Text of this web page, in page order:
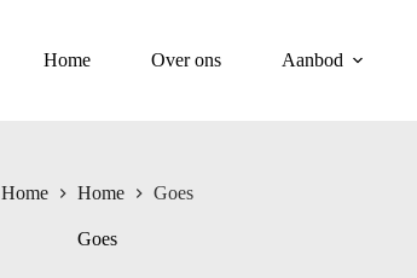
Home Over ons Aanbod
Home Home Goes
Goes